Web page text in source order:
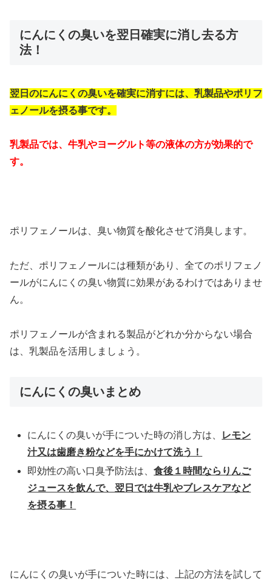
にんにくの臭いを翌日確実に消し去る方
法！
翌日のにんにくの臭いを確実に消すには、乳製品やポリフ
ェノールを摂る事です。
乳製品では、牛乳やヨーグルト等の液体の方が効果的で
す。
ポリフェノールは、臭い物質を酸化させて消臭します。
ただ、ポリフェノールには種類があり、全てのポリフェノ
ールがにんにくの臭い物質に効果があるわけではありませ
ん。
ポリフェノールが含まれる製品がどれか分からない場合
は、乳製品を活用しましょう。
にんにくの臭いまとめ
にんにくの臭いが手についた時の消し方は、
レモン
汁又は歯磨き粉などを手にかけて洗う！
即効性の高い口臭予防法は、食後１時間ならりんご
ジュースを飲んで、翌日では牛乳やブレスケアなど
を摂る事！
にんにくの臭いが手についた時には、上記の方法を試して